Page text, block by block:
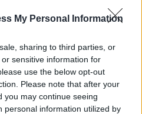
My Personal Information
sharing to third parties, or
sensitive information for
use the below opt-out
Please note that after your
you may continue seeing
personal information utilized by
за първи път
вируси